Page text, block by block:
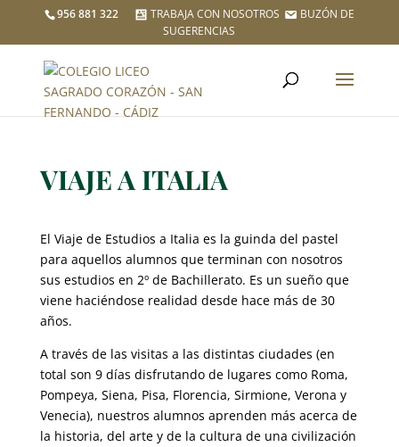
956 881 322 TRABAJA CON NOSOTROS
BUZÓN DE
SUGERENCIAS
VIAJE A ITALIA
El Viaje de Estudios a Italia es la guinda del pastel
para aquellos alumnos que terminan con nosotros
sus estudios en 2º de Bachillerato. Es un sueño que
viene haciéndose realidad desde hace más de 30
años.
A través de las visitas a las distintas ciudades (en
total son 9 días disfrutando de lugares como Roma,
Pompeya, Siena, Pisa, Florencia, Sirmione, Verona y
Venecia), nuestros alumnos aprenden más acerca de
la historia, del arte y de la cultura de una civilización